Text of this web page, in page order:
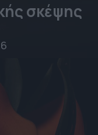
σκέψης